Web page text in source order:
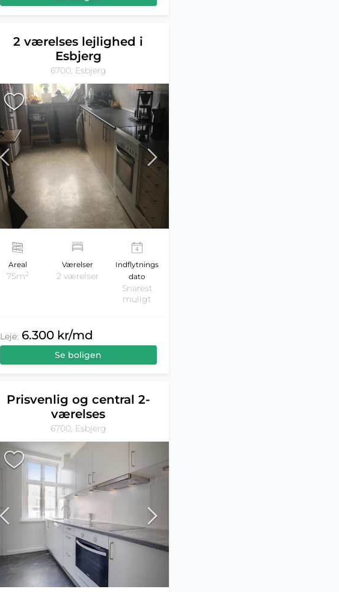
2 værelses lejlighed i
Esbjerg
6700, Esbjerg
Areal
75m2
Værelser
2 værelser
Indflytnings
dato
Snarest
muligt
Leje: 6.300 kr/md
Se boligen
Prisvenlig og central 2-
værelses
6700, Esbjerg